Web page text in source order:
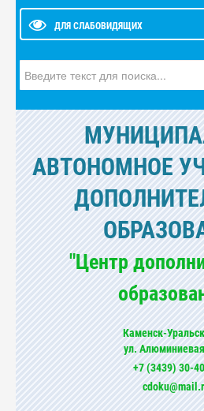
ДЛЯ СЛАБОВИДЯЩИХ
АВТОНОМНОЕ
"Центр
Каменск-
ул.
+7 (3439) 30-